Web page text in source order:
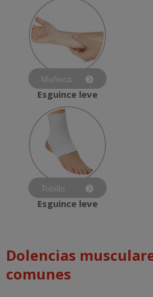
Muñeca
Esguince leve
Tobillo
Esguince leve
Dolencias
comunes